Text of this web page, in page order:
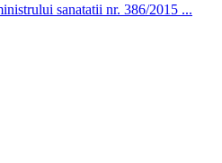
sanatatii nr. 386/2015 ...